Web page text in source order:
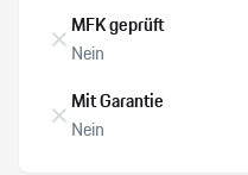
MFK geprüft
Nein
Mit Garantie
Nein